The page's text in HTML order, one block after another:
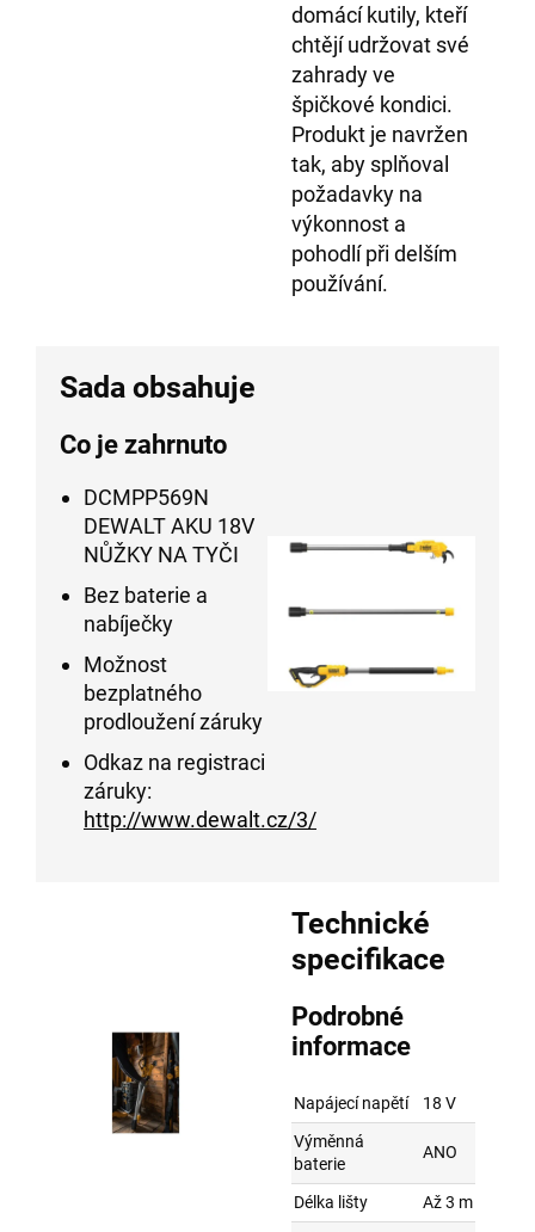
domácí kutily, kteří
chtějí udržovat své
zahrady ve
špičkové kondici.
Produkt je navržen
tak, aby splňoval
požadavky na
výkonnost a
pohodlí při delším
používání.
Sada obsahuje
Co je zahrnuto
DCMPP569N
DEWALT AKU 18V
NŮŽKY NA TYČI
Bez baterie a
nabíječky
Možnost
bezplatného
prodloužení záruky
Odkaz na registraci
záruky:
http://www.dewalt.cz/3/
Technické
specifikace
Podrobné
informace
Napájecí napětí
18 V
Výměnná
baterie
ANO
Délka lišty
Až 3 m